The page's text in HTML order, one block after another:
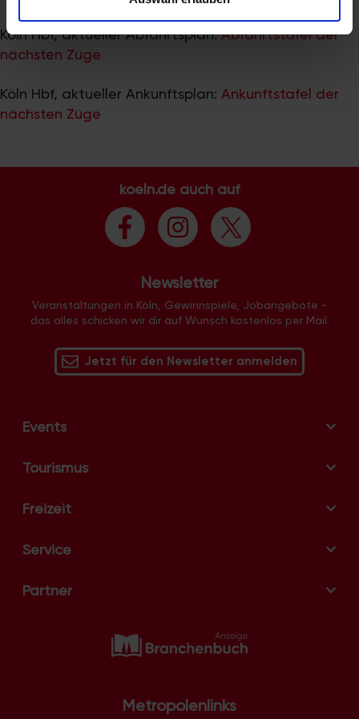
analysieren. Außerdem geben wir Informationen zu Ihrer
Verwendung unserer Website an unsere Partner für
soziale Medien, Werbung und Analysen weiter. Unsere
weiteren Daten zusammen, die Sie ihnen bereitgestellt
haben oder die sie im Rahmen Ihrer Nutzung der Dienste
Köln Hbf, aktueller Abfahrtsplan:Abfahrtstafel der
nächsten Züge
Köln Hbf, aktueller Ankunftsplan: Ankunftstafel der
nächsten Züge
koeln.de auch auf
Newsletter
Veranstaltungen in Köln, Gewinnspiele, Jobangebote -
das alles schicken wir dir auf Wunsch kostenlos per Mail.
Jetzt für den Newsletter anmelden
Events
Tourismus
Freizeit
Service
Partner
Metropolenlinks